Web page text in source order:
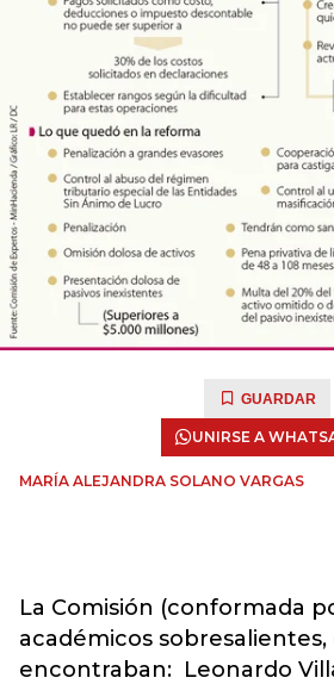
GUARDAR
UNIRSE A
MARÍA ALEJANDRA SOLANO VARGAS
La Comisión (conformada
académicos
encontraban: Leonardo